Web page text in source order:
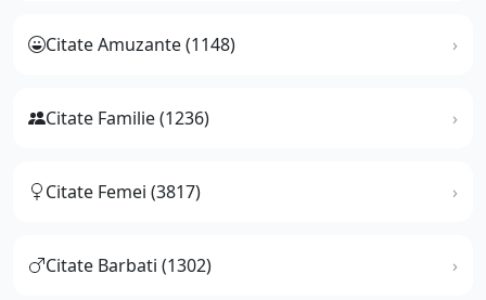
Citate Amuzante (1148)
Citate Familie (1236)
Citate Femei (3817)
Citate Barbati (1302)